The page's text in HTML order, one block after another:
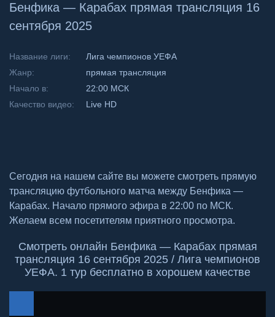
Бенфика — Карабах прямая трансляция 16
сентября 2025
Название лиги:
Лига чемпионов УЕФА
Жанр:
прямая трансляция
Начало в:
22:00 МСК
Качество видео:
Live HD
Сегодня на нашем сайте вы можете смотреть прямую
трансляцию футбольного матча между Бенфика —
Карабах. Начало прямого эфира в 22:00 по МСК.
Желаем всем посетителям приятного просмотра.
Смотреть онлайн Бенфика — Карабах прямая
трансляция 16 сентября 2025 / Лига чемпионов
УЕФА. 1 тур бесплатно в хорошем качестве